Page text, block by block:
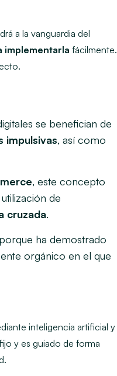
a la vanguardia del
implementarla fácilmente.
se benefician de
impulsivas, así como
, este concepto
de
cruzada.
ha demostrado
orgánico en el que
inteligencia artificial y
y es guiado de forma